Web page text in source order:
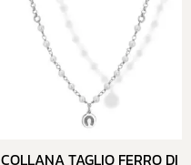
COLLANA TAGLIO FERRO DI